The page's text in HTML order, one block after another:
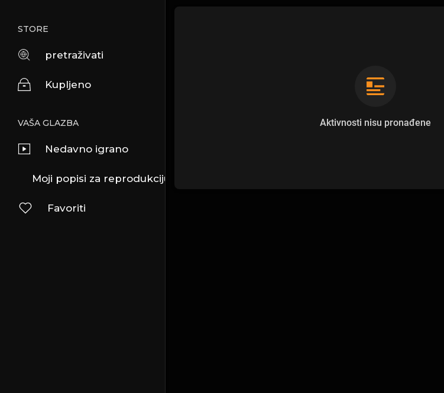
STORE
pretraživati
Kupljeno
VAŠA GLAZBA
Nedavno igrano
Moji popisi za reprodukciju
Favoriti
Aktivnosti nisu pronađene